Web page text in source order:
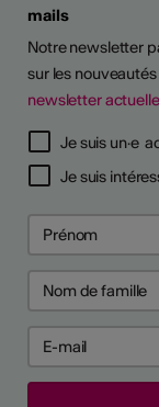
mails
Notre newsletter
sur les
newsletter actuelle
Je suis un·e
Je suis